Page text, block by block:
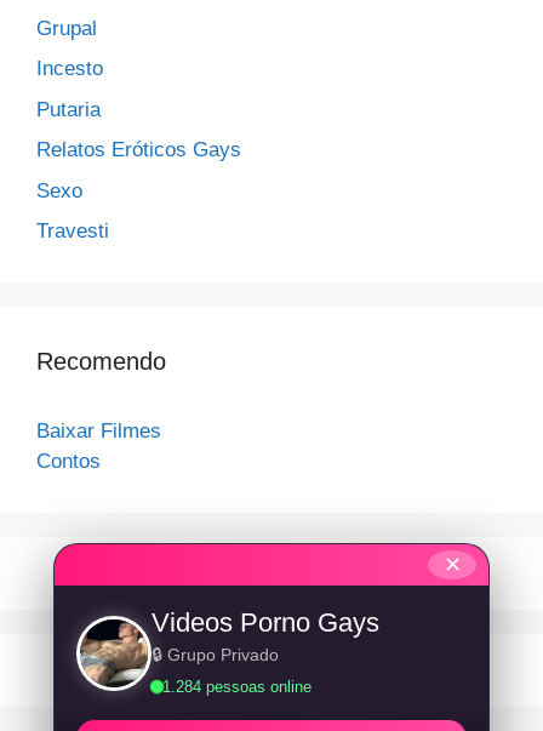
Grupal
Incesto
Putaria
Relatos Eróticos Gays
Sexo
Travesti
Recomendo
Baixar Filmes
Contos
✕
Videos Porno Gays
🔒 Grupo Privado
1.284 pessoas online